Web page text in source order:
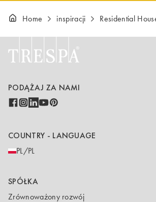
Home inspiracji Residential
PODĄŻAJ ZA NAMI
COUNTRY - LANGUAGE
PL/PL
SPÓŁKA
Zrównoważony rozwój